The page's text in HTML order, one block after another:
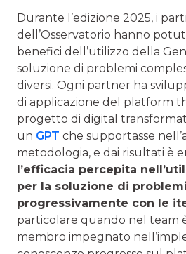
Durante l’edizione 2025, i
dell’Osservatorio hanno
benefici dell’utilizzo della
soluzione di problemi
diversi. Ogni partner ha
di applicazione del platform
progetto di digital
un GPT che supportasse
metodologia, e dai risultati è
l’efficacia percepita
per la soluzione di
progressivamente con le
particolare quando nel team
membro impegnato